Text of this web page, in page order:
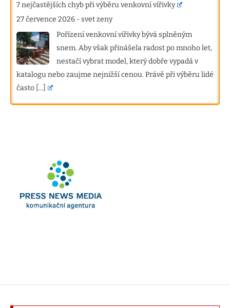
7 nejčastějších chyb při výběru venkovní vířivky
27 července 2026 -svet zeny
Pořízení venkovní vířivky bývá splněným
snem. Aby však přinášela radost po mnoho let,
nestačí vybrat model, který dobře vypadá v
katalogu nebo zaujme nejnižší cenou. Právě při výběru lidé
často [...]